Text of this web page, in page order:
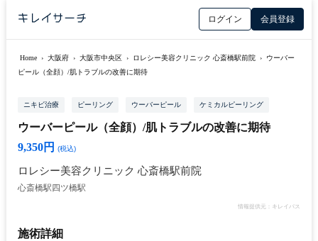
ログイン 会員登録
Home › 大阪府 › 大阪市中央区 › ロレシー美容クリニック 心斎橋駅前院 ›
ウーバー
ピール（全顔）/肌トラブルの改善に期待
ニキビ治療 ピーリング ウーバーピール ケミカルピーリング
ウーバーピール（全顔）/肌トラブルの改善に期待
9,350円
(税込)
ロレシー美容クリニック 心斎橋駅前院
心斎橋駅 四ツ橋駅
情報提供元：キレイパス
施術詳細